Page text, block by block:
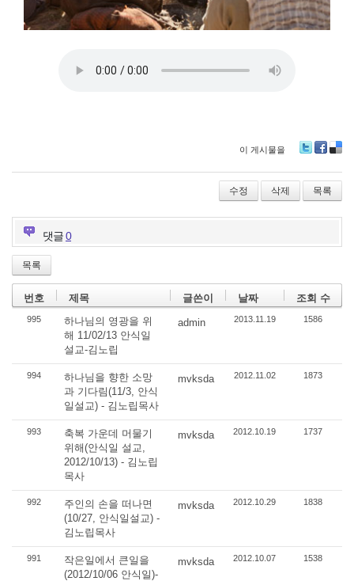
이 게시물을
itte ce
bo
ok
lici
ou
s
수정 삭제 목록
댓글0
목록
번호 제목 글쓴이 날짜 조회 수
995
하나님의 영광을 위
해 11/02/13 안식일
설교-김노립
admin 2013.11.19 1586
994
하나님을 향한 소망
과 기다림(11/3, 안식
일설교) - 김노립목사
mvksda 2012.11.02 1873
993
축복 가운데 머물기
위해(안식일 설교,
2012/10/13) - 김노립
목사
mvksda 2012.10.19 1737
992
주인의 손을 떠나면
(10/27, 안식일설교) -
김노립목사
mvksda 2012.10.29 1838
991
작은일에서 큰일을
(2012/10/06 안식일)-
mvksda 2012.10.07 1538